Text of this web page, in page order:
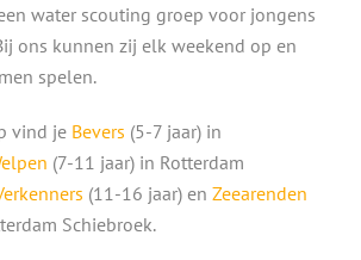
water scouting groep voor jongens
ons kunnen zij elk weekend op en
spelen.
vind je Bevers (5-7 jaar) in
(7-11 jaar) in Rotterdam
(11-16 jaar) enZeearenden
Schiebroek.